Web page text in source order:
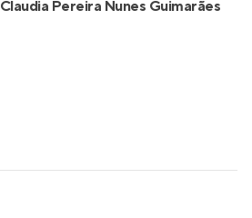
Claudia Pereira Nunes Guimarães